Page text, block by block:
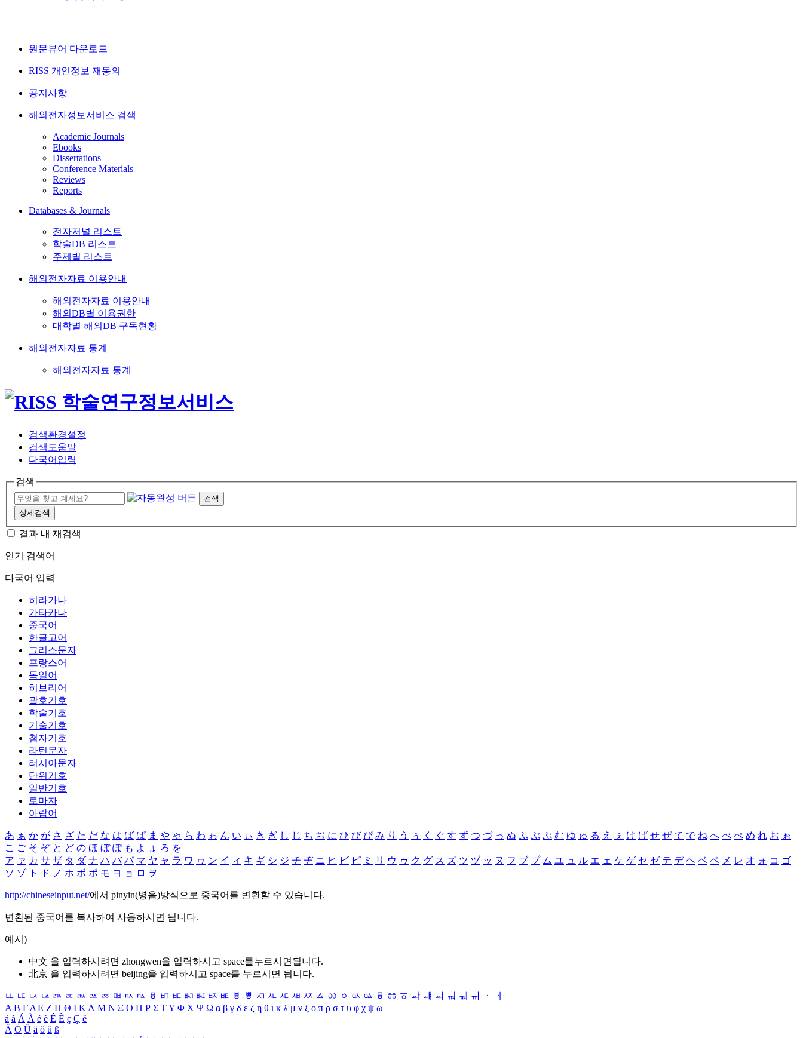
원문뷰어 다운로드
RISS 개인정보 재동의
공지사항
해외전자정보서비스 검색
Academic Journals
Ebooks
Dissertations
Conference Materials
Reviews
Reports
Databases & Journals
전자저널 리스트
학술DB 리스트
주제별 리스트
해외전자자료 이용안내
해외전자자료 이용안내
해외DB별 이용권한
대학별 해외DB 구독현황
해외전자자료 통계
해외전자자료 통계
검색환경설정
검색도움말
다국어입력
검색
검색
상세검색
결과 내 재검색
인기 검색어
다국어 입력
히라가나
가타카나
중국어
한글고어
그리스문자
프랑스어
독일어
히브리어
괄호기호
학술기호
기술기호
첨자기호
라틴문자
러시아문자
단위기호
일반기호
로마자
아랍어
あ ぁ か が さ ざ た だ な は ば ぱ ま や ゃ ら わ ゎ ん い ぃ き ぎ し じ ち ぢ に ひ び ぴ み り う ぅ く ぐ す ず つ づ っ ぬ ふ ぶ ぷ む ゆ ゅ る え ぇ け げ せ ぜ て で ね へ べ ぺ め れ お ぉ
こ ご そ ぞ と ど の ほ ぼ ぽ も よ ょ ろ を
ア ァ カ サ ザ タ ダ ナ ハ バ パ マ ヤ ャ ラ ワ ヮ ン イ ィ キ ギ シ ジ チ ヂ ニ ヒ ビ ピ ミ リ ウ ゥ ク グ ス ズ ツ ヅ ッ ヌ フ ブ プ ム ユ ュ ル エ ェ ケ ゲ セ ゼ テ デ ヘ ベ ペ メ レ オ ォ コ ゴ
ソ ゾ ト ド ノ ホ ボ ポ モ ヨ ョ ロ ヲ ―
http://chineseinput.net/에서 pinyin(병음)방식으로 중국어를 변환할 수 있습니다.
변환된 중국어를 복사하여 사용하시면 됩니다.
예시)
中文 을 입력하시려면 zhongwen을 입력하시고 space를누르시면됩니다.
北京 을 입력하시려면 beijing을 입력하시고 space를 누르시면 됩니다.
ㅥ ㅦ ㅧ ㅨ ㅩ ㅪ ㅫ ㅬ ㅭ ㅮ ㅯ ㅰ ㅱ ㅲ ㅳ ㅴ ㅵ ㅶ ㅷ ㅸ ㅹ ㅺ ㅻ ㅼ ㅽ ㅾ ㅿ ㆀ ㆁ ㆂ ㆃ ㆄ ㆅ ㆆ ㆇ ㆈ ㆉ ㆊ ㆋ ㆌ ㆍ
ㆎ
Α Β ΓΔ Ε Ζ Η Θ Ι ΚΛ Μ Ν Ξ Ο Π Ρ Σ ΤΥ Φ Χ Ψ Ω α β γ δ ε ζ η θ ι κ λ μ ν ξ ο π ρ σ τ υ φ χ ψ ω
á à Á À é è É È ç Ç ê
Ä Ö Ü ä ö ü ß